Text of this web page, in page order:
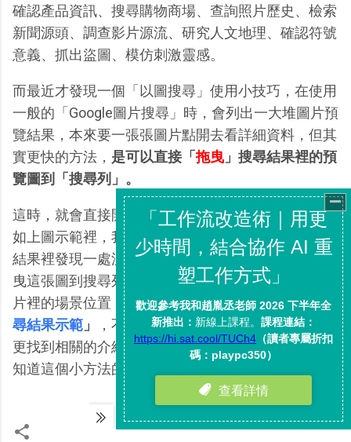
確認產品資訊、搜尋購物商場、查詢照片歷史、檢索
新聞源頭、調查影片源流、研究人文地理、確認符號
意義、抓出盜圖、模仿刺激靈感。
而最近才發現一個「以圖搜尋」使用小技巧，在使用
一般的「Google圖片搜尋」時，會列出一大堆圖片預
覽結果，本來要一張張圖片點開去看詳細資料，但其
實更快的方法， 是可以直接「拖曳 」搜尋結果裡的預
覽圖到「搜尋列」。
這時，就會直接開啟以圖搜尋。這有什麼好處呢？例
如上圖示範裡，我在查詢櫻花相關圖片，這時在搜尋
結果裡發現一處漂亮的櫻花場景照片，於是我直接拖
曳這張圖到搜尋列，透過「以圖搜尋」找出了這張照
片裡的場景位置， 呈現的資料方式如：「櫻花圖片搜
尋結果示範 」
，不僅找到這張櫻花照片的拍攝場景，
更找到相關的介紹文章，非常快速實用，推薦給還不
知道這個小方法的朋友。